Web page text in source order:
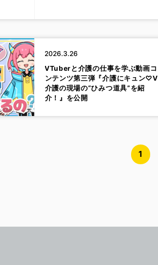
2026.3.26
VTuberと介護の仕事を学ぶ動画コ
ンテンツ第三弾『介護にキュン♡V
介護の現場の“ひみつ道具”を紹
介！』を公開
1